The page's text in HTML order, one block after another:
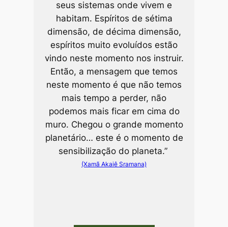
seus sistemas onde vivem e
habitam. Espíritos de sétima
dimensão, de décima dimensão,
espíritos muito evoluídos estão
vindo neste momento nos instruir.
Então, a mensagem que temos
neste momento é que não temos
mais tempo a perder, não
podemos mais ficar em cima do
muro. Chegou o grande momento
planetário… este é o momento de
sensibilização do planeta.”
(Xamã Akaiê Sramana)